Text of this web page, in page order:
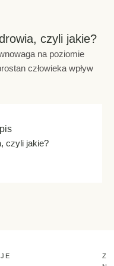
czyli jakie?
na poziomie
człowieka wpływ
czyli jakie?
Z